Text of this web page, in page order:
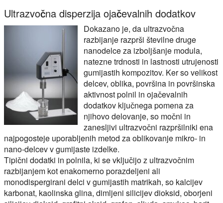
Ultrazvočna disperzija ojačevalnih dodatkov
Dokazano je, da ultrazvočna
razbijanje razprši številne druge
nanodelce za izboljšanje modula,
natezne trdnosti in lastnosti utrujenosti
gumijastih kompozitov. Ker so velikost
delcev, oblika, površina in površinska
aktivnost polnil in ojačevalnih
dodatkov ključnega pomena za
njihovo delovanje, so močni in
zanesljivi ultrazvočni razpršilniki ena
najpogosteje uporabljenih metod za oblikovanje mikro- in
nano-delcev v gumijaste izdelke.
Tipični dodatki in polnila, ki se vključijo z ultrazvočnim
razbijanjem kot enakomerno porazdeljeni ali
monodispergirani delci v gumijastih matrikah, so kalcijev
karbonat, kaolinska glina, dimljeni silicijev dioksid, oborjeni